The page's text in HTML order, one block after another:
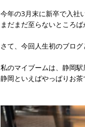
今年の3月末に新卒で入社
まだまだ至らないところ
さて、今回人生初のブロ
私のマイブームは、静岡
静岡といえばやっぱりお